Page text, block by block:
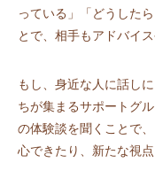
っている」「どうした
とで、相手もアドバイ
もし、身近な人に話し
ちが集まるサポートグ
の体験談を聞くことで
心できたり、新たな視